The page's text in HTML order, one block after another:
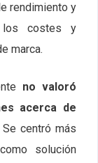
rendimiento y
los costes y
marca.
no valoró
acerca de
Se centró más
solución